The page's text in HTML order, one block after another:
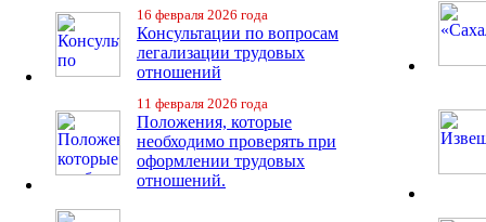
16 февраля 2026 года
Консультации по вопросам
легализации трудовых
отношений
11 февраля 2026 года
Положения, которые
необходимо проверять при
оформлении трудовых
отношений.